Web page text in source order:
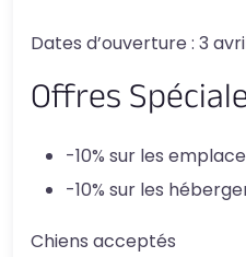
Dates d’ouverture : 3
Offres
-10% sur les
-10% sur les
Chiens acceptés